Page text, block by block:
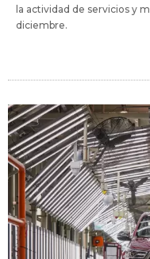
la actividad de servicios y
diciembre.